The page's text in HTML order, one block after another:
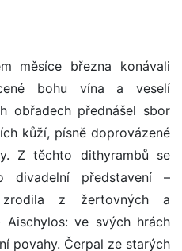
měsíce března konávali
bohu vína a veselí
obřadech přednášel sbor
kůží, písně doprovázené
Z těchto dithyrambů se
divadelní představení –
z žertovných a
Aischylos: ve svých hrách
povahy. Čerpal ze starých